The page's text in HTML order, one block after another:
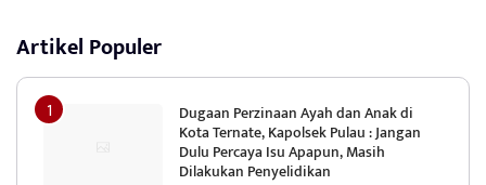
Artikel Populer
Dugaan Perzinaan Ayah dan Anak di
Kota Ternate, Kapolsek Pulau : Jangan
Dulu Percaya Isu Apapun, Masih
Dilakukan Penyelidikan